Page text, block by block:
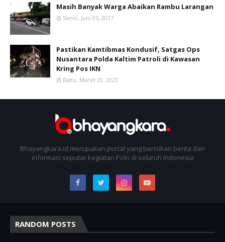
Masih Banyak Warga Abaikan Rambu Larangan
Senin, Juni 05, 2017
Pastikan Kamtibmas Kondusif, Satgas Ops
Nusantara Polda Kaltim Patroli di Kawasan
Kring Pos IKN
Rabu, Maret 29, 2023
Bhayangkara.id merupakan portal yang berisikan berita dan
informasi seputar kegiatan Polri di seluruh Indonesia
RANDOM POSTS